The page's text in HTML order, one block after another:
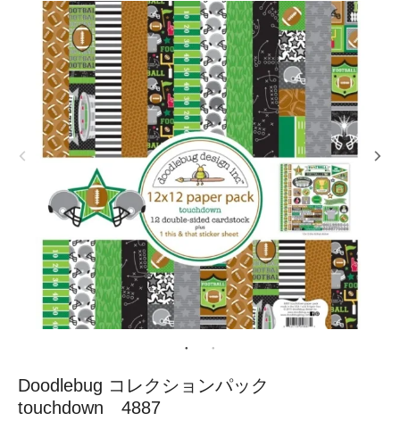
Doodlebug コレクションパック
touchdown 4887